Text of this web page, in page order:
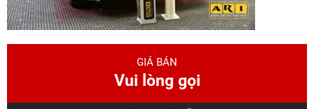
GIÁ BÁN
Vui lòng gọi